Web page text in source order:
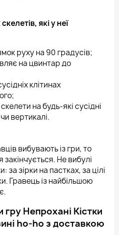
які у неї
руху на 90 градусів;
на цвинтар до
клітинах
на будь-які сусідні
вертикалі.
вибувають із гри, то
закінчується. Не вибулі
за зірки на пастках, за цілі
Гравець із найбільшою
Непрохані Кістки
ho-ho з доставкою